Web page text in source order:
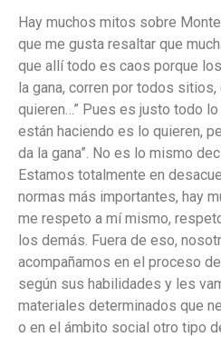
Hay muchos mitos sobre
que me gusta resaltar que
que allí todo es caos porque
la gana, corren por todos
quieren…” Pues es justo todo
están haciendo es lo quieren,
da la gana”. No es lo mismo
Estamos totalmente en
normas más importantes, hay
me respeto a mí mismo,
los demás. Fuera de eso,
acompañamos en el proceso
según sus habilidades y les
materiales determinados que
o en el ámbito social otro tipo